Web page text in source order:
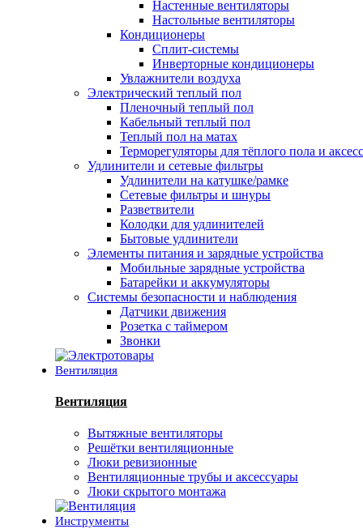
Настенные вентиляторы
Настольные вентиляторы
Кондиционеры
Сплит-системы
Инверторные кондиционеры
Увлажнители воздуха
Электрический теплый пол
Пленочный теплый пол
Кабельный теплый пол
Теплый пол на матах
Терморегуляторы для тёплого пола и
Удлинители и сетевые фильтры
Удлинители на катушке/рамке
Сетевые фильтры и шнуры
Разветвители
Колодки для удлинителей
Бытовые удлинители
Элементы питания и зарядные устройства
Мобильные зарядные устройства
Батарейки и аккумуляторы
Системы безопасности и наблюдения
Датчики движения
Розетка с таймером
Звонки
Вентиляция
Вентиляция
Вытяжные вентиляторы
Решётки вентиляционные
Люки ревизионные
Вентиляционные трубы и аксессуары
Люки скрытого монтажа
Инструменты